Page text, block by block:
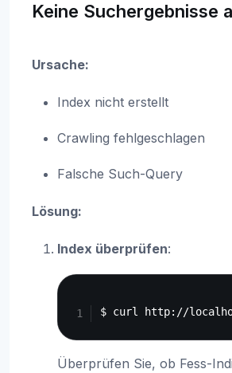
Keine Suchergebnisse
Ursache:
Index nicht erstellt
Crawling fehlgeschlagen
Falsche Such-Query
Lösung:
Index überprüfen:
Überprüfen Sie, ob Fess-